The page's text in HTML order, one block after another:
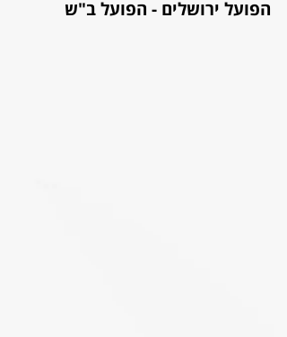
הפועל ירושלים - הפועל ב"ש